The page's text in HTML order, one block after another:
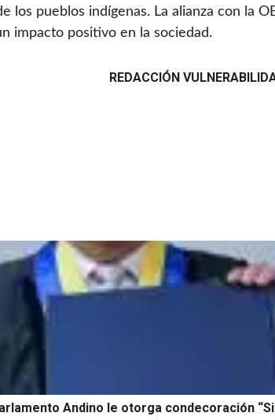
los pueblos indígenas. La alianza con la
impacto positivo en la sociedad.
REDACCIÓN
Andino le otorga condecoración